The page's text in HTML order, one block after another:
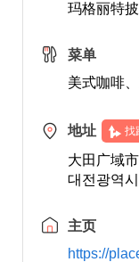
玛格丽特
菜单
美式咖啡
地址 找
大田广域
대전광역
主页
https://